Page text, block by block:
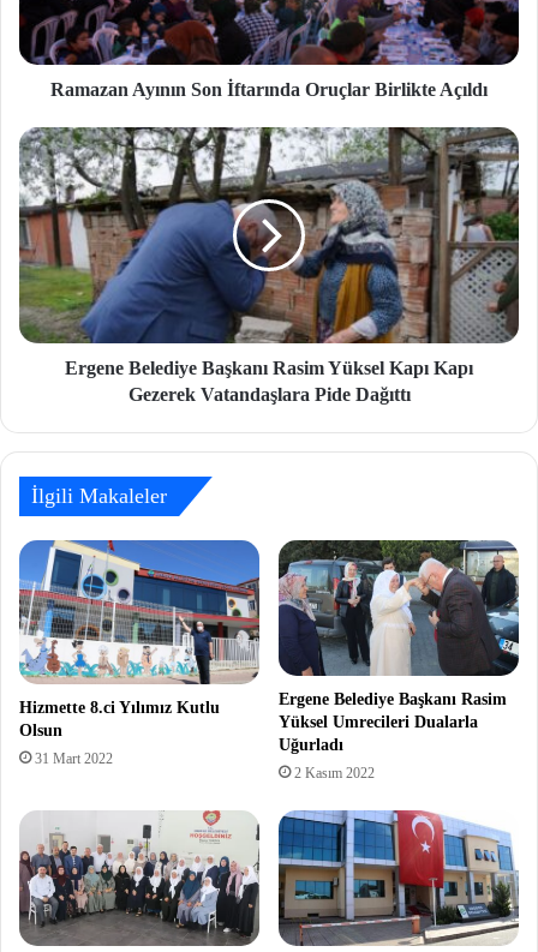
Ramazan Ayının Son İftarında Oruçlar Birlikte Açıldı
Ergene Belediye Başkanı Rasim Yüksel Kapı Kapı
Gezerek Vatandaşlara Pide Dağıttı
İlgili Makaleler
Hizmette 8.ci Yılımız Kutlu
Olsun
31 Mart 2022
Ergene Belediye Başkanı Rasim
Yüksel Umrecileri Dualarla
Uğurladı
2 Kasım 2022